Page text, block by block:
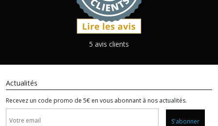
5 avis clients
Actualités
Recevez un code promo de 5€ en vous abonnant à nos actualités.
S'abonner